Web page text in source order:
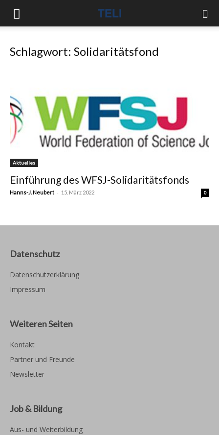
Schlagwort: Solidaritätsfond
Aktuelles
Einführung des WFSJ-Solidaritätsfonds
Hanns-J. Neubert - 15. März 2022 0
Datenschutz
Datenschutzerklärung
Impressum
Weiteren Seiten
Kontakt
Partner und Freunde
Newsletter
Job & Bildung
Aus- und Weiterbildung